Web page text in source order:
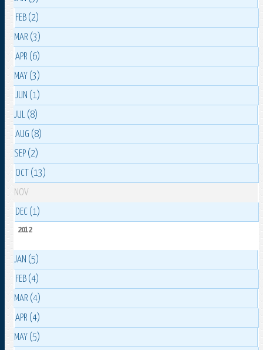
FEB (2)
MAR (3)
APR (6)
MAY (3)
JUN (1)
JUL (8)
AUG (8)
SEP (2)
OCT (13)
NOV
DEC (1)
2012
JAN (5)
FEB (4)
MAR (4)
APR (4)
MAY (5)